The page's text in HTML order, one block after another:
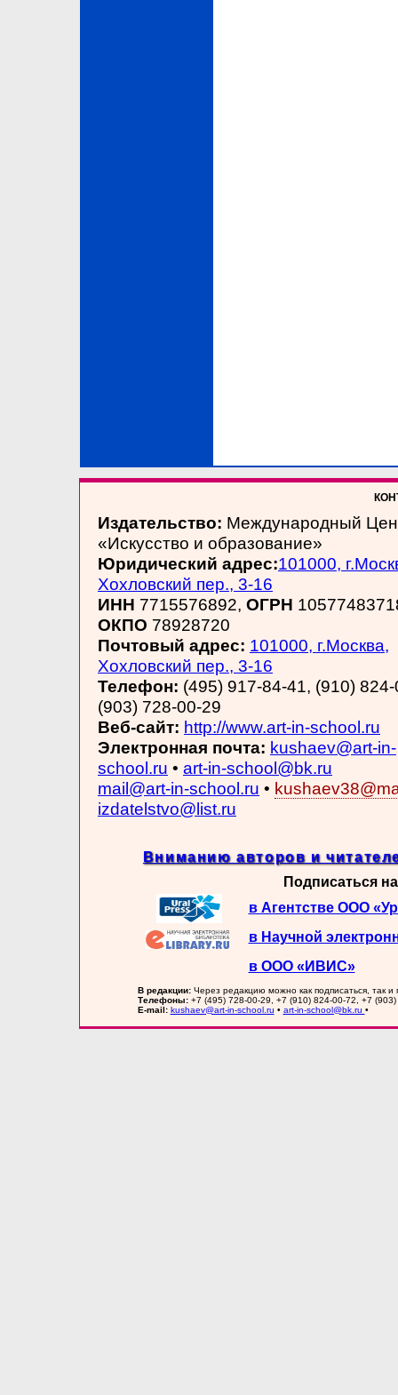
Издательство: Международный
«Искусство и образование»
Юридический адрес:101000,
Хохловский пер., 3-16
ИНН 7715576892, ОГРН
ОКПО 78928720
Почтовый адрес: 101000, г.Москва,
Хохловский пер., 3-16
Телефон: (495) 917-84-41, (910)
(903) 728-00-29
Веб-сайт: http://www.art-in-school.ru
Электронная почта: kushaev@art-in-
school.ru • art-in-school@bk.ru
mail@art-in-school.ru •
izdatelstvo@list.ru
Вниманию авторов и
Подписаться
в Агентстве ООО
в Научной
в ООО «ИВИС»
В редакции:Через редакцию можно как подписаться, так
Телефоны:+7 (495) 728-00-29, +7 (910) 824-00-72, +7
E-mail: kushaev@art-in-school.ru • art-in-school@bk.ru •